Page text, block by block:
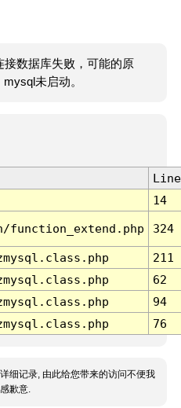
接数据库失败，可能的原
未启动。
Line
14
function_extend.php 324
211
62
94
76
细记录, 由此给您带来的访问不便我
歉意.